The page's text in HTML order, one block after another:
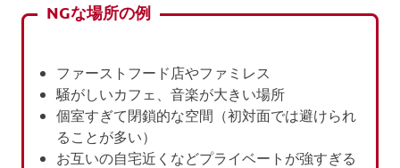
NGな場所の例
ファーストフード店やファミレス
騒がしいカフェ、音楽が大きい場所
個室すぎて閉鎖的な空間（初対面では避けられ
ることが多い）
お互いの自宅近くなどプライベートが強すぎる